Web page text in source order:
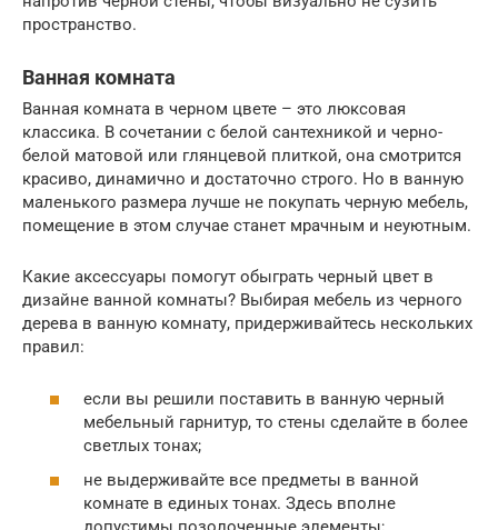
пространство.
Ванная комната
Ванная комната в черном цвете – это люксовая
классика. В сочетании с белой сантехникой и черно-
белой матовой или глянцевой плиткой, она смотрится
красиво, динамично и достаточно строго. Но в ванную
маленького размера лучше не покупать черную мебель,
помещение в этом случае станет мрачным и неуютным.
Какие аксессуары помогут обыграть черный цвет в
дизайне ванной комнаты? Выбирая мебель из черного
дерева в ванную комнату, придерживайтесь нескольких
правил:
если вы решили поставить в ванную черный
мебельный гарнитур, то стены сделайте в более
светлых тонах;
не выдерживайте все предметы в ванной
комнате в единых тонах. Здесь вполне